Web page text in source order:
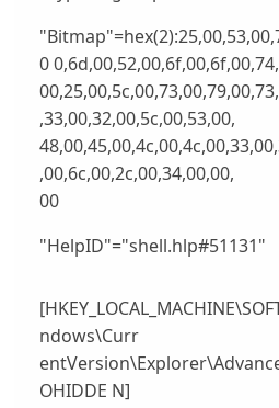
0 0,6d,00,52,00,6f,00,6f,00,74,
,33,00,32,00,5c,00,53,00,
,00,6c,00,2c,00,34,00,00,
00
"HelpID"="shell.hlp#51131"
ndows\Curr
OHIDDE N]